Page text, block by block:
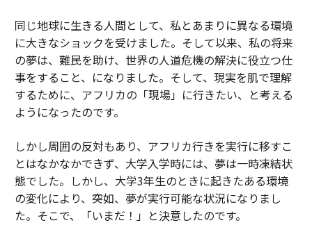
同じ地球に生きる人間として、私とあまりに異なる環境
に大きなショックを受けました。そして以来、私の将来
の夢は、難民を助け、世界の人道危機の解決に役立つ仕
事をすること、になりました。そして、現実を肌で理解
するために、アフリカの「現場」に行きたい、と考える
ようになったのです。
しかし周囲の反対もあり、アフリカ行きを実行に移すこ
とはなかなかできず、大学入学時には、夢は一時凍結状
態でした。しかし、大学3年生のときに起きたある環境
の変化により、突如、夢が実行可能な状況になりまし
た。そこで、「いまだ！」と決意したのです。